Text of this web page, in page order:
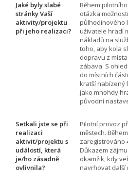
Jaké byly slabé
stránky Vaší
aktivity/projektu
při jeho realizaci?
Během
otázka
půlhodinového
uživatele hradí
nákladů na
toho, aby kola
dopravu z
zábava. S
do místních
kratší nabízený
jako mnohdy
původní
Setkali jste se při
realizaci
aktivit/projektu s
událostí, která
je/ho zásadně
ovlivnila?
Pilotní provoz
městech.
zaregistrováno
Důkazem
okamžik, kdy
navrhovat další